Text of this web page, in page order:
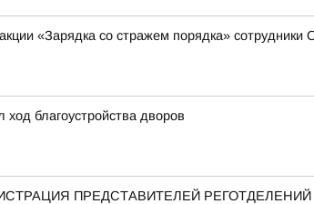
«Зарядка со стражем порядка»
ход благоустройства дворов
ПРЕДСТАВИТЕЛЕЙ